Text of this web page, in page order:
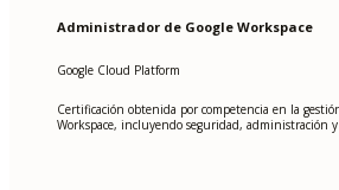
Administrador de Google Workspace
Google Cloud Platform
Certificación obtenida por competencia en la
Workspace, incluyendo seguridad, administración